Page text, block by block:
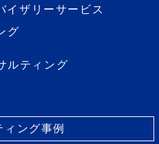
イザリーサービス
グ
ルティング
ィング事例